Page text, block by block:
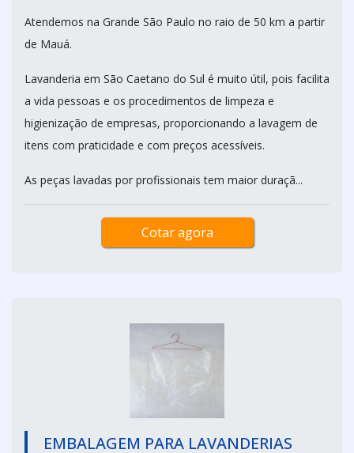
Atendemos na Grande São Paulo no raio de 50 km a partir
de Mauá.
Lavanderia em São Caetano do Sul é muito útil, pois facilita
a vida pessoas e os procedimentos de limpeza e
higienização de empresas, proporcionando a lavagem de
itens com praticidade e com preços acessíveis.
As peças lavadas por profissionais tem maior duraçã...
Cotar agora
EMBALAGEM PARA LAVANDERIAS